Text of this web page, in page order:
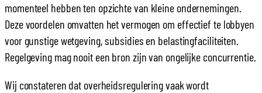
momenteel hebben ten opzichte van kleine ondernemingen.
Deze voordelen omvatten het vermogen om effectief te lobbyen
voor gunstige wetgeving, subsidies en belastingfaciliteiten.
Regelgeving mag nooit een bron zijn van ongelijke concurrentie.
Wij constateren dat overheidsregulering vaak wordt